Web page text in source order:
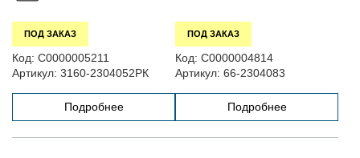
ПОД ЗАКАЗ
Код: С0000005211
Артикул: 3160-2304052РК
Подробнее
ПОД ЗАКАЗ
Код: С0000004814
Артикул: 66-2304083
Подробнее